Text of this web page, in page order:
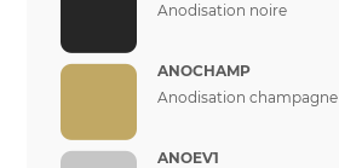
Anodisation noire
ANOCHAMP
Anodisation champagne
ANOEV1